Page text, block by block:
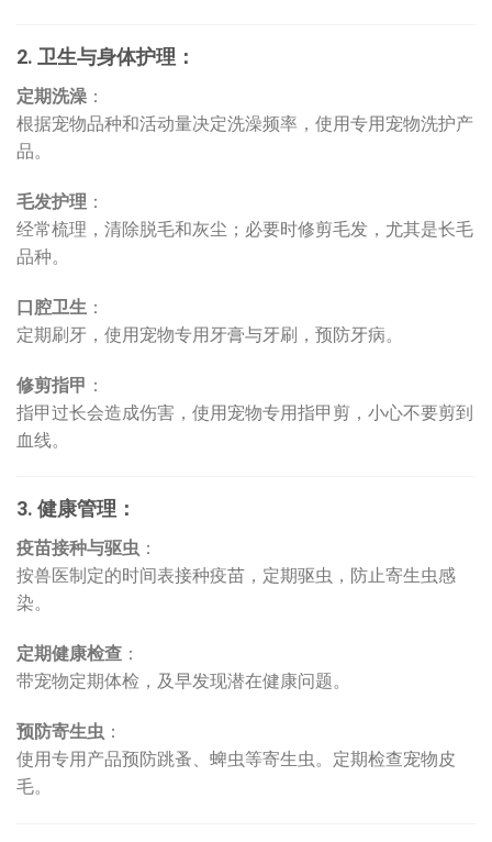
2. 卫生与身体护理：
定期洗澡 ：
根据宠物品种和活动量决定洗澡频率，使用专用宠物洗护产
品。
毛发护理 ：
经常梳理，清除脱毛和灰尘；必要时修剪毛发，尤其是长毛
品种。
口腔卫生 ：
定期刷牙，使用宠物专用牙膏与牙刷，预防牙病。
修剪指甲 ：
指甲过长会造成伤害，使用宠物专用指甲剪，小心不要剪到
血线。
3. 健康管理：
疫苗接种与驱虫 ：
按兽医制定的时间表接种疫苗，定期驱虫，防止寄生虫感
染。
定期健康检查 ：
带宠物定期体检，及早发现潜在健康问题。
预防寄生虫 ：
使用专用产品预防跳蚤、蜱虫等寄生虫。定期检查宠物皮
毛。